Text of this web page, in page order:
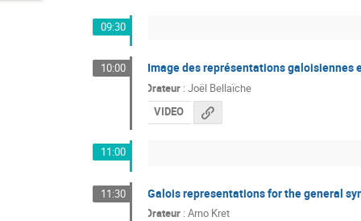
09:30
10:00 Image des représentations
Orateur :Joël Bellaïche
VIDEO
11:00
11:30 Galois representations for the general
Orateur :Arno Kret